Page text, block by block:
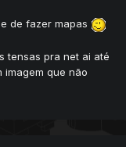
de fazer mapas
tensas pra net ai até
imagem que não